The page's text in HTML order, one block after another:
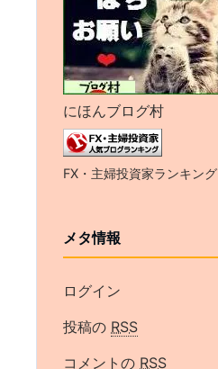
にほんブログ村
FX・主婦投資家ランキング
メタ情報
ログイン
投稿の RSS
コメントの RSS